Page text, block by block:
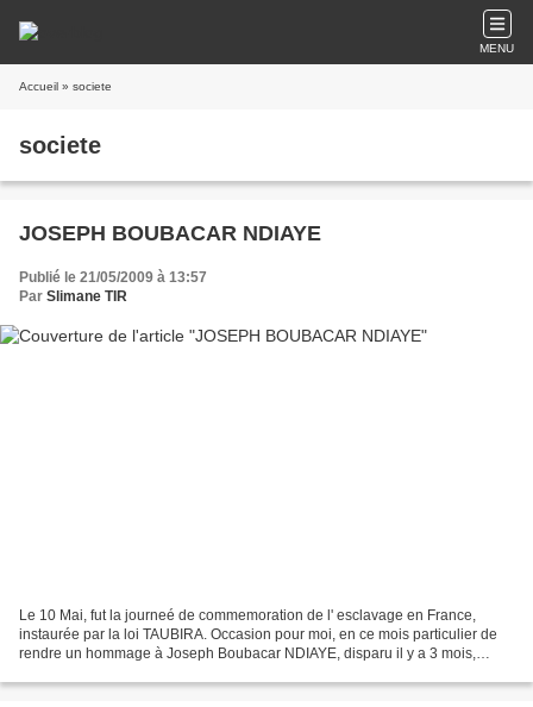
MENU
Accueil » societe
societe
JOSEPH BOUBACAR NDIAYE
Publié le 21/05/2009 à 13:57
Par Slimane TIR
Le 10 Mai, fut la journeé de commemoration de l' esclavage en France,
instaurée par la loi TAUBIRA. Occasion pour moi, en ce mois particulier de
rendre un hommage à Joseph Boubacar NDIAYE, disparu il y a 3 mois,